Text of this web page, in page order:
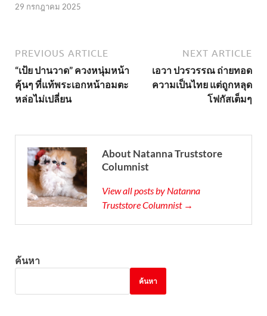
29 กรกฎาคม 2025
PREVIOUS ARTICLE
“เป้ย ปานวาด” ควงหนุ่มหน้า
คุ้นๆ ที่แท้พระเอกหน้าอมตะ
หล่อไม่เปลี่ยน
NEXT ARTICLE
เอวา ปวรวรรณ ถ่ายทอด
ความเป็นไทย แต่ถูกหลุด
โฟกัสเต็มๆ
About Natanna Truststore
Columnist
View all posts by Natanna
Truststore Columnist →
ค้นหา
ค้นหา